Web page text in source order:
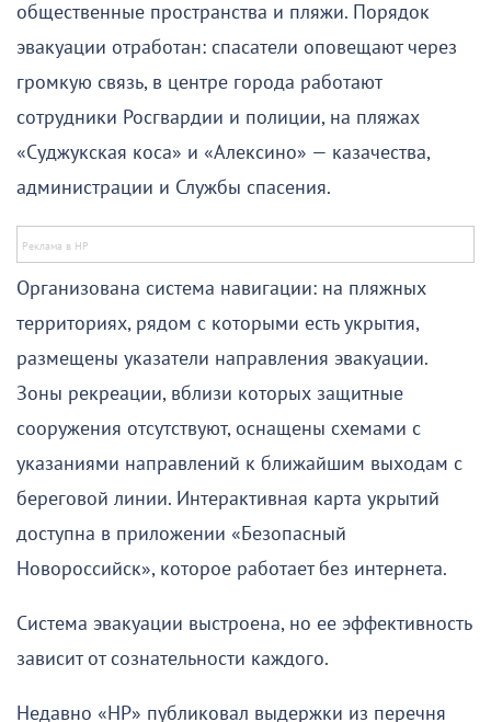
общественные пространства и пляжи. Порядок
эвакуации отработан: спасатели оповещают через
громкую связь, в центре города работают
сотрудники Росгвардии и полиции, на пляжах
«Суджукская коса» и «Алексино» — казачества,
администрации и Службы спасения.
Организована система навигации: на пляжных
территориях, рядом с которыми есть укрытия,
размещены указатели направления эвакуации.
Зоны рекреации, вблизи которых защитные
сооружения отсутствуют, оснащены схемами с
указаниями направлений к ближайшим выходам с
береговой линии. Интерактивная карта укрытий
доступна в приложении «Безопасный
Новороссийск», которое работает без интернета.
Система эвакуации выстроена, но ее эффективность
зависит от сознательности каждого.
Недавно «НР» публиковал выдержки из перечня